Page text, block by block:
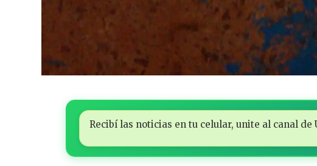
Recibí las noticias en tu celular, unite al canal de